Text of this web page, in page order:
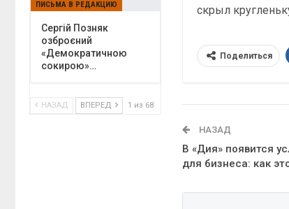
скрыл
Поделиться
НАЗАД
В «Дия» появится
для бизнеса: как
ПИСЬМА В РЕДАКЦИЮ
Сергій Позняк
озброєний
«Демократичною
сокирою»…
НАЗАД ВПЕРЕД 1 из 68